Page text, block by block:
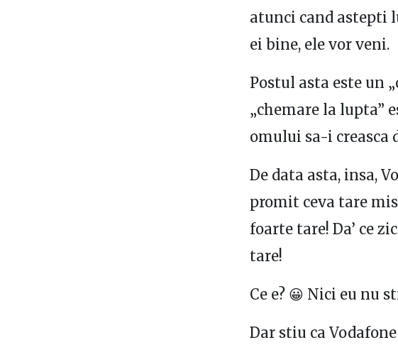
atunci cand astepti
ei bine, ele vor veni.
Postul asta este un
„chemare la lupta”
omului sa-i creasca
De data asta, insa,
promit ceva tare
foarte tare! Da’ ce
tare!
Ce e? 😀 Nici eu nu
Dar stiu ca